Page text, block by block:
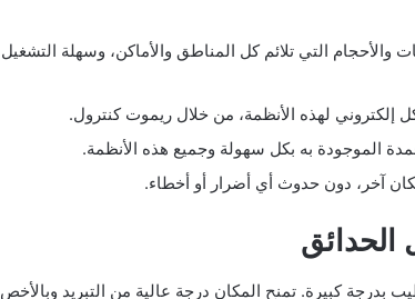
والأحجام التي تلائم كل المناطق والأماكن، وسهلة التشغيل
لهذه الأنظمة، من خلال ريموت كنترول.
الموجودة به بكل سهولة وجميع هذه الأنظمة.
آخر، دون حدوث أي أضرار أو أخطاء.
الحدائق
بدرجة كبيرة. تمنح المكان درجة عالية من التبريد وبالأخص